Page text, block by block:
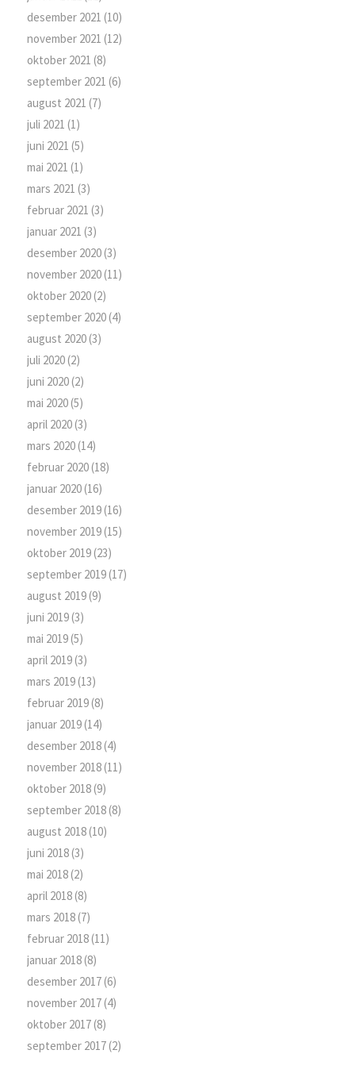
desember 2021 (10)
november 2021 (12)
oktober 2021 (8)
september 2021 (6)
august 2021 (7)
juli 2021 (1)
juni 2021 (5)
mai 2021 (1)
mars 2021 (3)
februar 2021 (3)
januar 2021 (3)
desember 2020(3)
november 2020(11)
oktober 2020(2)
september 2020(4)
august 2020(3)
juli 2020(2)
juni 2020(2)
mai 2020(5)
april 2020(3)
mars 2020(14)
februar 2020(18)
januar 2020(16)
desember 2019(16)
november 2019(15)
oktober 2019(23)
september 2019(17)
august 2019(9)
juni 2019(3)
mai 2019(5)
april 2019(3)
mars 2019(13)
februar 2019(8)
januar 2019(14)
desember 2018(4)
november 2018(11)
oktober 2018(9)
september 2018(8)
august 2018(10)
juni 2018(3)
mai 2018(2)
april 2018(8)
mars 2018(7)
februar 2018(11)
januar 2018(8)
desember 2017(6)
november 2017(4)
oktober 2017(8)
september 2017(2)